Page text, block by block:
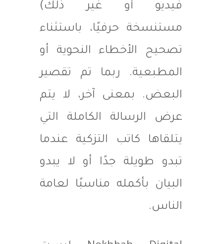
فيديو أو غير ذلك)
مستنسخة حرفيًا، باستثناء
تصحيح الأخطاء النحوية أو
المطبعية. ربما تم تقصير
البعض. بمعنى آخر، لا يتم
عرض الرسالة الكاملة التي
يتلقاها كاتب التزكية عندما
تبدو طويلة جدًا أو لا يبدو
البيان بأكمله مناسبًا لعامة
الناس.